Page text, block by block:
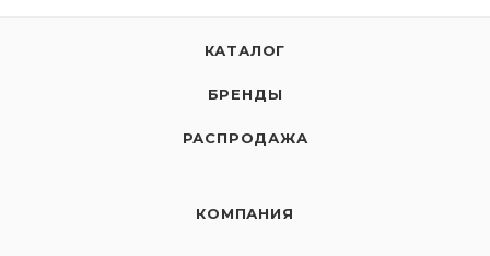
КАТАЛОГ
БРЕНДЫ
РАСПРОДАЖА
КОМПАНИЯ